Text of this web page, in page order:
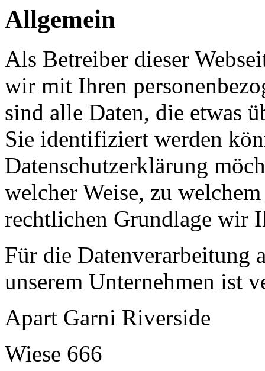
Allgemein
Als Betreiber dieser
wir mit Ihren
sind alle Daten, die etwas
Sie identifiziert werden
Datenschutzerklärung
welcher Weise, zu
rechtlichen Grundlage wir
Für die Datenverarbeitung
unserem Unternehmen ist
Apart Garni Riverside
Wiese 666